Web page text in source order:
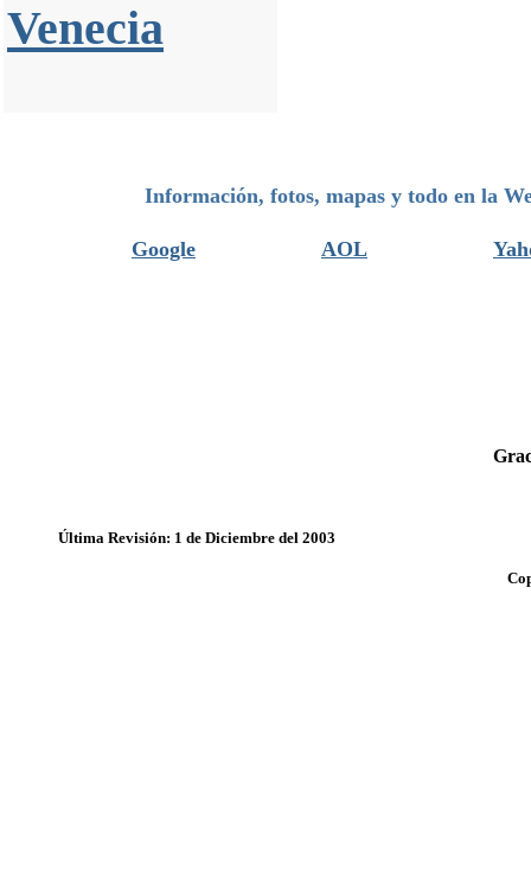
Venecia
Información, fotos, mapas y todo en la
Google AOL
Última Revisión: 1 de Diciembre del 2003